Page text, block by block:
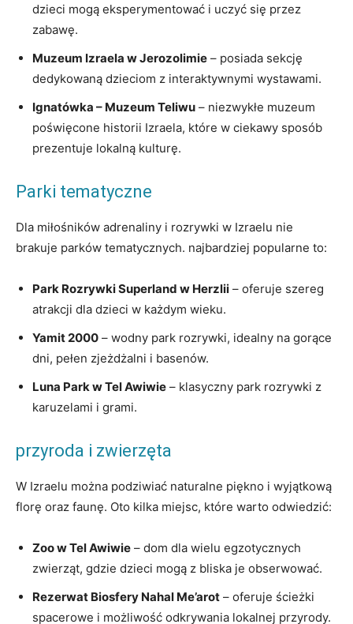
dzieci mogą eksperymentować i uczyć się przez
zabawę.
Muzeum Izraela w Jerozolimie – posiada sekcję
dedykowaną dzieciom z interaktywnymi wystawami.
Ignatówka – Muzeum Teliwu – niezwykłe muzeum
poświęcone historii Izraela, które w ciekawy sposób
prezentuje lokalną kulturę.
Parki tematyczne
Dla miłośników adrenaliny i rozrywki w Izraelu nie
brakuje parków tematycznych. najbardziej popularne to:
Park Rozrywki Superland w Herzlii – oferuje szereg
atrakcji dla dzieci w każdym wieku.
Yamit 2000 – wodny park rozrywki, idealny na gorące
dni, pełen zjeżdżalni i basenów.
Luna Park w Tel Awiwie – klasyczny park rozrywki z
karuzelami i grami.
przyroda i zwierzęta
W Izraelu można podziwiać naturalne piękno i wyjątkową
florę oraz faunę. Oto kilka miejsc, które warto odwiedzić:
Zoo w Tel Awiwie – dom dla wielu egzotycznych
zwierząt, gdzie dzieci mogą z bliska je obserwować.
Rezerwat Biosfery Nahal Me’arot – oferuje ścieżki
spacerowe i możliwość odkrywania lokalnej przyrody.